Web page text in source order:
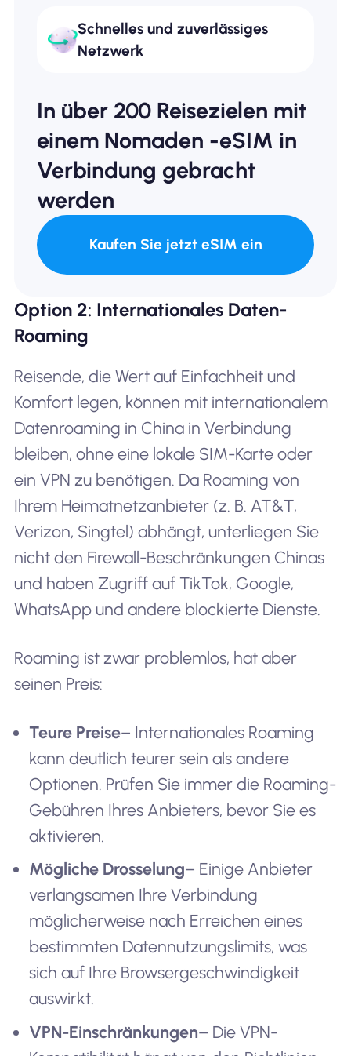
Schnelles und zuverlässiges
Netzwerk
In über 200 Reisezielen mit
einem Nomaden -eSIM in
Verbindung gebracht
werden
Kaufen Sie jetzt eSIM ein
Option 2: Internationales Daten-
Roaming
Reisende, die Wert auf Einfachheit und
Komfort legen, können mit internationalem
Datenroaming in China in Verbindung
bleiben, ohne eine lokale SIM-Karte oder
ein VPN zu benötigen. Da Roaming von
Ihrem Heimatnetzanbieter (z. B. AT&T,
Verizon, Singtel) abhängt, unterliegen Sie
nicht den Firewall-Beschränkungen Chinas
und haben Zugriff auf TikTok, Google,
WhatsApp und andere blockierte Dienste.
Roaming ist zwar problemlos, hat aber
seinen Preis:
Teure Preise– Internationales Roaming
kann deutlich teurer sein als andere
Optionen. Prüfen Sie immer die Roaming-
Gebühren Ihres Anbieters, bevor Sie es
aktivieren.
Mögliche Drosselung– Einige Anbieter
verlangsamen Ihre Verbindung
möglicherweise nach Erreichen eines
bestimmten Datennutzungslimits, was
sich auf Ihre Browsergeschwindigkeit
auswirkt.
VPN-Einschränkungen– Die VPN-